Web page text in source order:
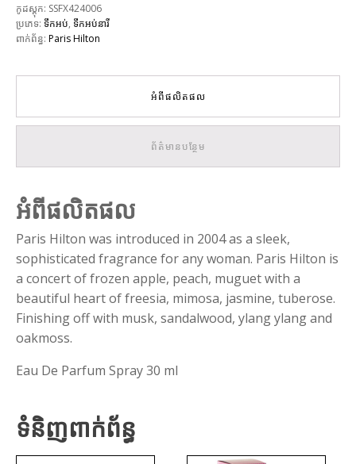
កូដស្តុក: SSFX424006
ប្រភេទ: ទឹកអប់, ទឹកអប់នារី
ពាក់ព័ន្ធ: Paris Hilton
អំពីផលិតផល
ព័ត៌មានបន្ថែម
អំពីផលិតផល
Paris Hilton was introduced in 2004 as a sleek,
sophisticated fragrance for any woman. Paris Hilton is
a concert of frozen apple, peach, muguet with a
beautiful heart of freesia, mimosa, jasmine, tuberose.
Finishing off with musk, sandalwood, ylang ylang and
oakmoss.
Eau De Parfum Spray 30 ml
ទំនិញពាក់ព័ន្ធ